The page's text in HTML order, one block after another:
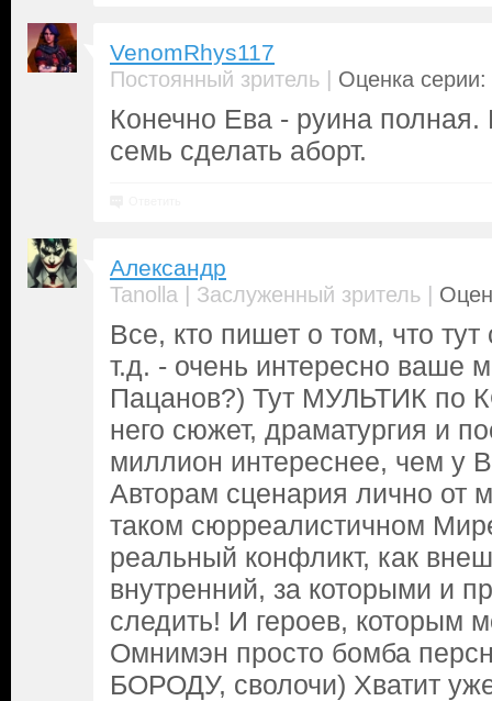
VenomRhys117
Постоянный зритель | Оценка серии:
Конечно Ева - руина
семь сделать аборт.
Александр
Tanolla | Заслуженный зритель |
Все, кто пишет о том, что
т.д. - очень интересно ваше
Пацанов?) Тут МУЛЬТИК по
него сюжет, драматургия и
миллион интереснее, чем у
Авторам сценария лично от
таком сюрреалистичном
реальный конфликт, как
внутренний, за которыми и
следить! И героев, которым
Омнимэн просто бомба
БОРОДУ, сволочи) Хватит